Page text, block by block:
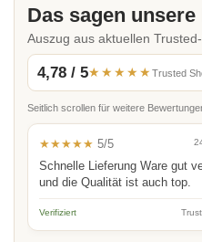
Das sagen unsere
Auszug aus aktuellen
4,78 / 5★★★★★ Trusted
Seitlich scrollen für weitere
★★★★★ 5/5
Schnelle Lieferung Ware gut
und die Qualität ist auch top.
Verifiziert